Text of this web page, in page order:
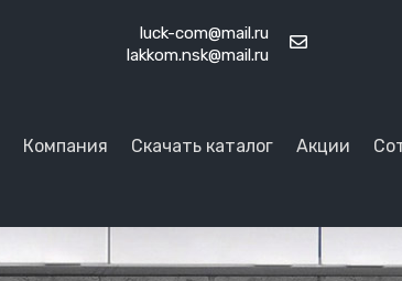
luck-com@mail.ru
lakkom.nsk@mail.ru
Компания Скачать каталог Акции